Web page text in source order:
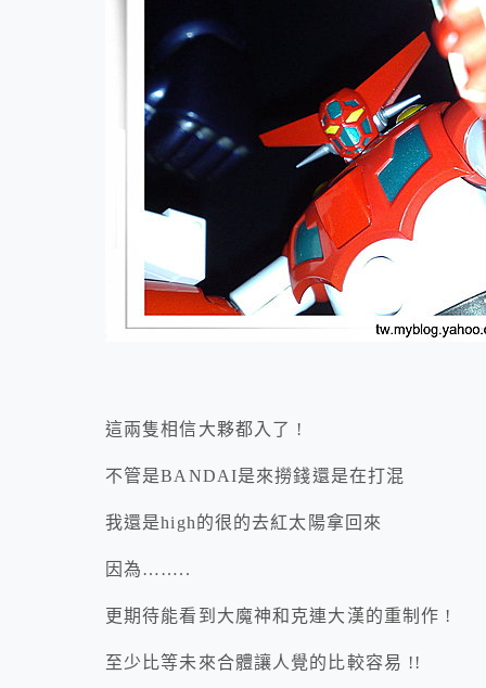
這兩隻相信大夥都入了 !
不管是BANDAI是來撈錢還是在打混
我還是high的很的去紅太陽拿回來
因為……..
更期待能看到大魔神和克連大漢的重制作 !
至少比等未來合體讓人覺的比較容易 !!